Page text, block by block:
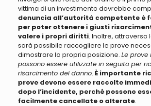
vittima di un investimento dovrebbe
denuncia all’autorità competente è
per poter ottenere i giusti
valere i propri diritti. Inoltre, attraverso
sarà possibile raccogliere le prove
dimostrare la propria posizione. Le
possono essere utilizzate in seguito per
risarcimento del danno. È importante
prove devono essere raccolte
dopo l’incidente, perché possono
facilmente cancellate o alterate.